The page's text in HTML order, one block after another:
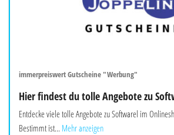
immerpreiswert Gutscheine "Werbung"
Hier findest du tolle Angebote zu
Entdecke viele tolle Angebote zu Softwarel im
Bestimmt ist... Mehr anzeigen